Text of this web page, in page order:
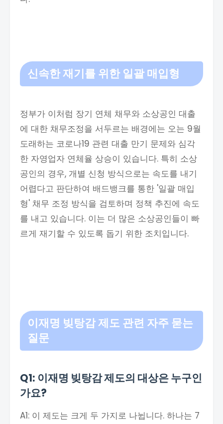
신속한 재기를 위한 일괄 매입형
정부가 이처럼 장기 연체 채무와 소상공인 대출
에 대한 채무조정을 서두르는 배경에는 오는 9월
도래하는 코로나19 관련 대출 만기 문제와 심각
한 자영업자 연체율 상승이 있습니다. 특히 소상
공인의 경우, 개별 신청 방식으로는 속도를 내기
어렵다고 판단하여 배드뱅크를 통한 '일괄 매입
형' 채무 조정 방식을 검토하며 정책 추진에 속도
를 내고 있습니다. 이는 더 많은 소상공인들이 빠
르게 재기할 수 있도록 돕기 위한 조치입니다.
이재명 빚탕감 제도 관련 자주 묻는
질문
Q1: 이재명 빚탕감 제도의 대상은 누구인
가요?
A1: 이 제도는 크게 두 가지로 나뉩니다. 하나는 7